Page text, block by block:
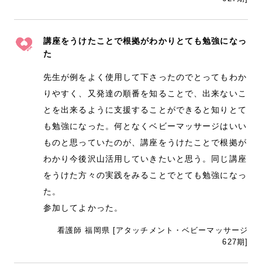
講座をうけたことで根拠がわかりとても勉強になっ
た
先生が例をよく使用して下さったのでとってもわか
りやすく、又発達の順番を知ることで、出来ないこ
とを出来るように支援することができると知りとて
も勉強になった。何となくベビーマッサージはいい
ものと思っていたのが、講座をうけたことで根拠が
わかり今後沢山活用していきたいと思う。同じ講座
をうけた方々の実践をみることでとても勉強になっ
た。
参加してよかった。
看護師 福岡県 [アタッチメント・ベビーマッサージ
627期]